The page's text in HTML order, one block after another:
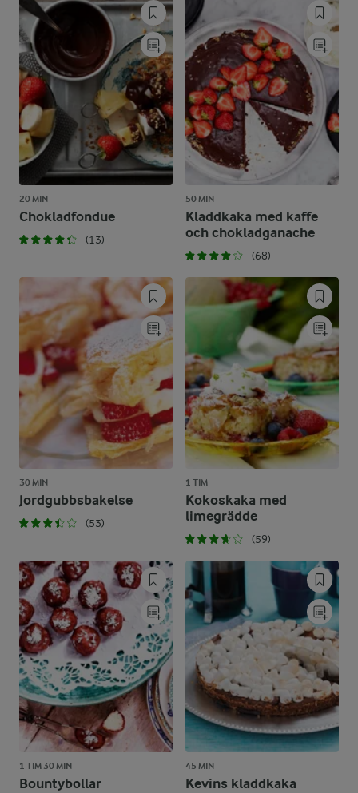
20 MIN
Chokladfondue
(13)
50 MIN
Kladdkaka med kaffe
och chokladganache
(68)
30 MIN
Jordgubbsbakelse
(53)
1 TIM
Kokoskaka med
limegrädde
(59)
1 TIM 30 MIN
Bountybollar
45 MIN
Kevins kladdkaka